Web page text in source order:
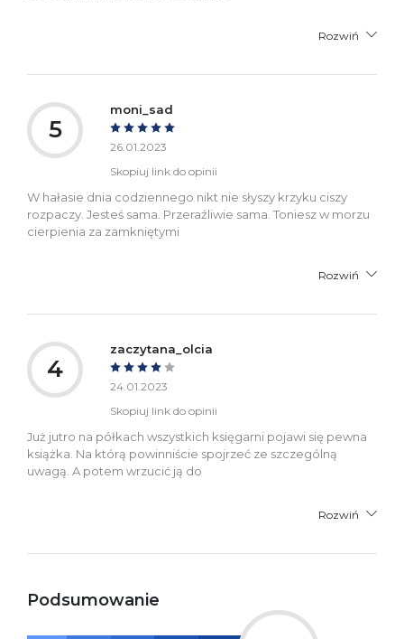
Rozwiń
5
moni_sad
26.01.2023
Skopiuj link do opinii
W hałasie dnia codziennego nikt nie słyszy krzyku ciszy
rozpaczy. Jesteś sama. Przeraźliwie sama. Toniesz w morzu
cierpienia za zamkniętymi
Rozwiń
4
zaczytana_olcia
24.01.2023
Skopiuj link do opinii
Już jutro na półkach wszystkich księgarni pojawi się pewna
książka. Na którą powinniście spojrzeć ze szczególną
uwagą. A potem wrzucić ją do
Rozwiń
Podsumowanie